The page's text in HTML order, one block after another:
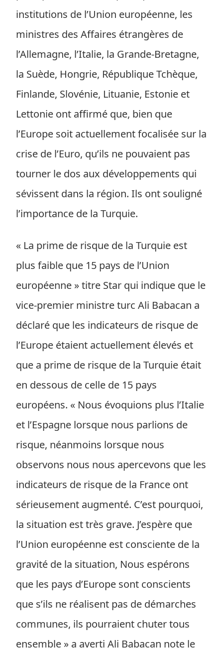
institutions de l’Union européenne, les
ministres des Affaires étrangères de
l’Allemagne, l’Italie, la Grande-Bretagne,
la Suède, Hongrie, République Tchèque,
Finlande, Slovénie, Lituanie, Estonie et
Lettonie ont affirmé que, bien que
l’Europe soit actuellement focalisée sur la
crise de l’Euro, qu’ils ne pouvaient pas
tourner le dos aux développements qui
sévissent dans la région. Ils ont souligné
l’importance de la Turquie.
« La prime de risque de la Turquie est
plus faible que 15 pays de l’Union
européenne » titre Star qui indique que le
vice-premier ministre turc Ali Babacan a
déclaré que les indicateurs de risque de
l’Europe étaient actuellement élevés et
que a prime de risque de la Turquie était
en dessous de celle de 15 pays
européens. « Nous évoquions plus l’Italie
et l’Espagne lorsque nous parlions de
risque, néanmoins lorsque nous
observons nous nous apercevons que les
indicateurs de risque de la France ont
sérieusement augmenté. C’est pourquoi,
la situation est très grave. J’espère que
l’Union européenne est consciente de la
gravité de la situation, Nous espérons
que les pays d’Europe sont conscients
que s’ils ne réalisent pas de démarches
communes, ils pourraient chuter tous
ensemble » a averti Ali Babacan note le